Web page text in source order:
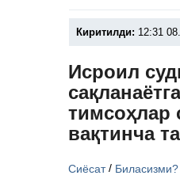
Киритилди: 12:31
Исроил
тимсоҳлар
вақтинча
Сиёсат/ Биласизми?